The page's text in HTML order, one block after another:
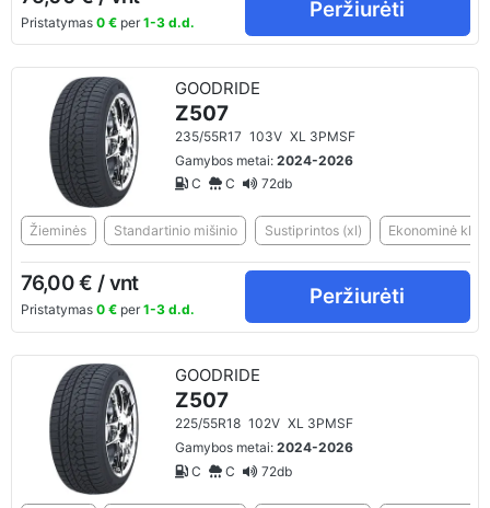
Pristatymas 0 €per 1-3 d.d.
Peržiurėti
GOODRIDE
Z507
235/55R17 103V XL 3PMSF
Gamybos metai:2024-2026
C
C 72db
Žieminės Standartinio mišinio Sustiprintos (xl) Ekonominė
76,00 € / vnt
Pristatymas 0 €per 1-3 d.d.
Peržiurėti
GOODRIDE
Z507
225/55R18 102V XL 3PMSF
Gamybos metai:2024-2026
C
C 72db